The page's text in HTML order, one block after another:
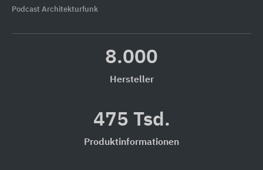
Podcast Architekturfunk
8.000
Hersteller
475 Tsd.
Produktinformationen